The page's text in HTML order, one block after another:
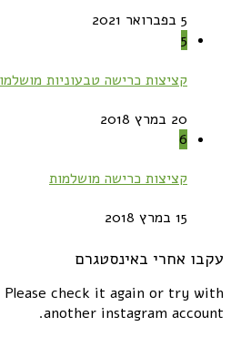
5 בפברואר 2021
5
קציצות כרישה טבעוניות
20 במרץ 2018
6
קציצות כרישה מושלמות
15 במרץ 2018
עקבו אחרי באינסטגרם
Please check it again or try with
another instagram account.